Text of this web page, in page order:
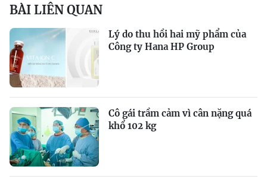
BÀI LIÊN QUAN
Lý do thu hồi hai mỹ phẩm của
Công ty Hana HP Group
Cô gái trầm cảm vì cân nặng quá
khổ 102 kg